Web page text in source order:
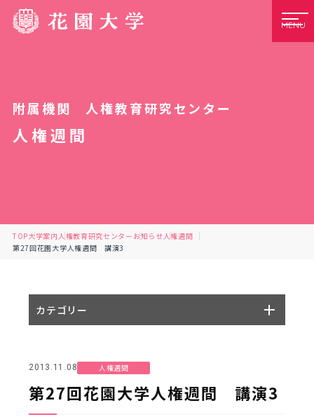
MENU
附属機関 人権教育研究センター
人権週間
TOP大学案内人権教育研究センター お知らせ人権週間
第27回花園大学人権週間 講演3
2013.11.08 人権週間
第27回花園大学人権週間 講演3
カテゴリー